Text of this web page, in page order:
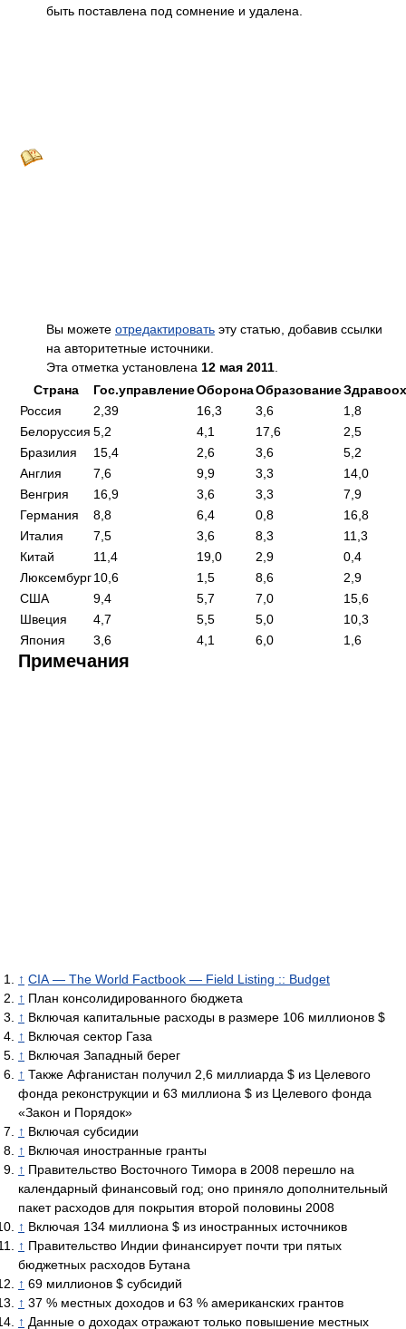
быть поставлена под сомнение и удалена.
Вы можете отредактировать эту статью, добавив ссылки
на авторитетные источники.
Эта отметка установлена 12 мая 2011
Страна
Гос.управлениеОборонаОбразование
Россия
2,39 16,3 3,6
1,8
Белоруссия 5,2 4,1 17,6
2,5
Бразилия
15,4 2,6 3,6
5,2
Англия
7,6 9,9 3,3
14,0
Венгрия
16,9 3,6 3,3
7,9
Германия
8,8 6,4 0,8
16,8
Италия
7,5 3,6 8,3
11,3
Китай
11,4 19,0 2,9
0,4
Люксембург10,6 1,5 8,6
2,9
США
9,4 5,7 7,0
15,6
Швеция
4,7 5,5 5,0
10,3
Япония
3,6 4,1 6,0 1,6
Примечания
↑ CIA — The World Factbook — Field Listing :: Budget
↑ План консолидированного бюджета
↑ Включая капитальные расходы в размере 106 миллионов $
↑ Включая сектор Газа
↑ Включая Западный берег
↑ Также Афганистан получил 2,6 миллиарда $ из Целевого
фонда реконструкции и 63 миллиона $ из Целевого фонда
«Закон и Порядок»
↑ Включая субсидии
↑ Включая иностранные гранты
↑ Правительство Восточного Тимора в 2008 перешло на
календарный финансовый год; оно приняло дополнительный
пакет расходов для покрытия второй половины 2008
↑ Включая 134 миллиона $ из иностранных источников
↑ Правительство Индии финансирует почти три пятых
бюджетных расходов Бутана
↑ 69 миллионов $ субсидий
↑ 37 % местных доходов и 63 % американских грантов
↑ Данные о доходах отражают только повышение местных